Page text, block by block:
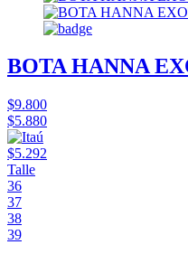
BOTA HANNA
$9.800
$5.880
$5.292
Talle
36
37
38
39